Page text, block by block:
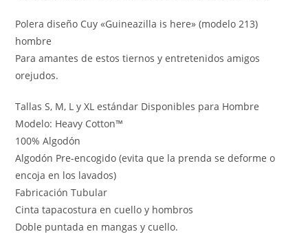
Polera diseño Cuy «Guineazilla is here» (modelo 213)
hombre
Para amantes de estos tiernos y entretenidos amigos
orejudos.
Tallas S, M, L y XL estándar Disponibles para Hombre
Modelo: Heavy Cotton™
100% Algodón
Algodón Pre-encogido (evita que la prenda se deforme o
encoja en los lavados)
Fabricación Tubular
Cinta tapacostura en cuello y hombros
Doble puntada en mangas y cuello.